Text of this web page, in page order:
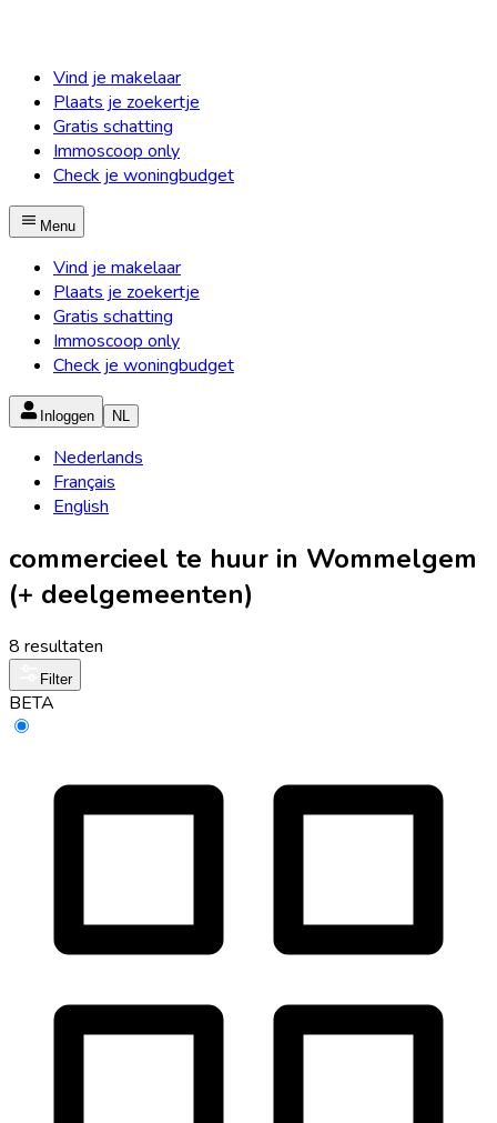
Vind je makelaar
Plaats je zoekertje
Gratis schatting
Immoscoop only
Check je woningbudget
Menu
Vind je makelaar
Plaats je zoekertje
Gratis schatting
Immoscoop only
Check je woningbudget
Inloggen NL
Nederlands
Français
English
commercieel te huur in Wommelgem
(+ deelgemeenten)
8 resultaten
Filter
BETA